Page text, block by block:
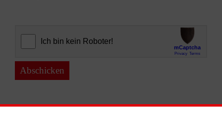
Abschicken